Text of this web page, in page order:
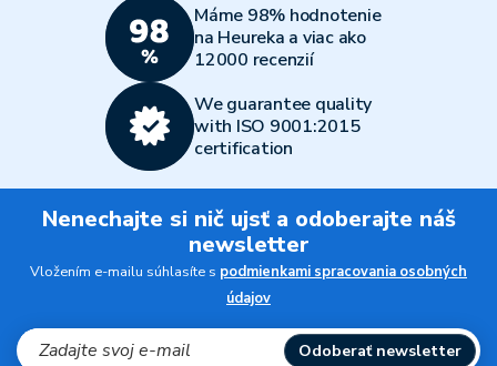
Máme 98% hodnotenie
na Heureka a viac ako
12000 recenzií
We guarantee quality
with ISO 9001:2015
certification
Nenechajte si nič ujsť a odoberajte náš
newsletter
Vložením e-mailu súhlasíte s podmienkami spracovania osobných
údajov
Odoberať newsletter